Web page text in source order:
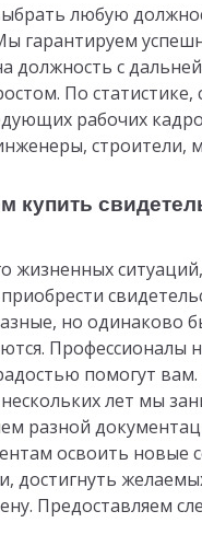
любую
гарантируем
должность с
По статистике,
рабочих
строители,
купить
жизненных
но одинаково
Профессионалы
помогут
лет мы
разной
освоить новые
достигнуть
Предоставляем